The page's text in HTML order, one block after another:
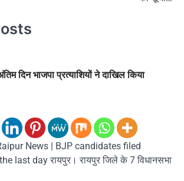
दिन भाजपा प्रत्याशियों ने दाखिल किया
News | BJP candidates filed
last day रायपुर। रायपुर जिले के 7 विधानसभा